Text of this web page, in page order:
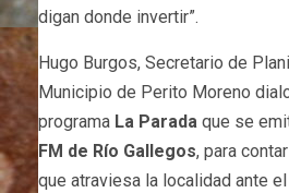
digan donde invertir”.
Hugo Burgos, Secretario de
Municipio de Perito Moreno
programa La Parada que se
FM de Río Gallegos, para
que atraviesa la localidad ante